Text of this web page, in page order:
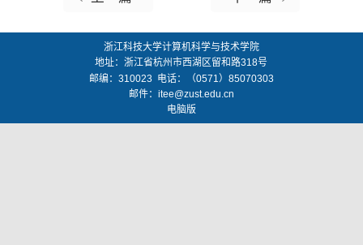
浙江科技大学计算机科学与技术学院
地址：浙江省杭州市西湖区留和路318号
邮编： 310023 电话：（0571）85070303
邮件： itee@zust.edu.cn
电脑版